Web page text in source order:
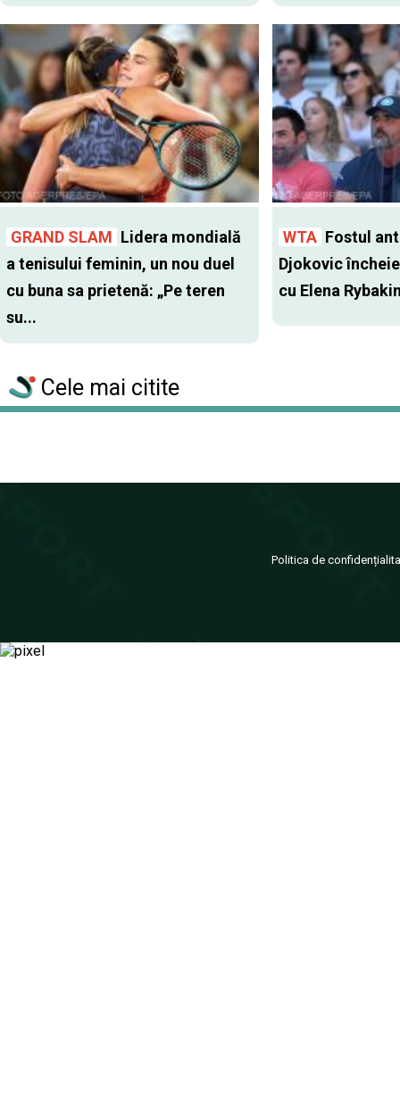
GRAND SLAM Lidera mondială
a tenisului feminin, un nou duel
cu buna sa prietenă: „Pe teren
su...
WTA Fostul
Djokovic
cu Elena
Cele mai citite
Politica de